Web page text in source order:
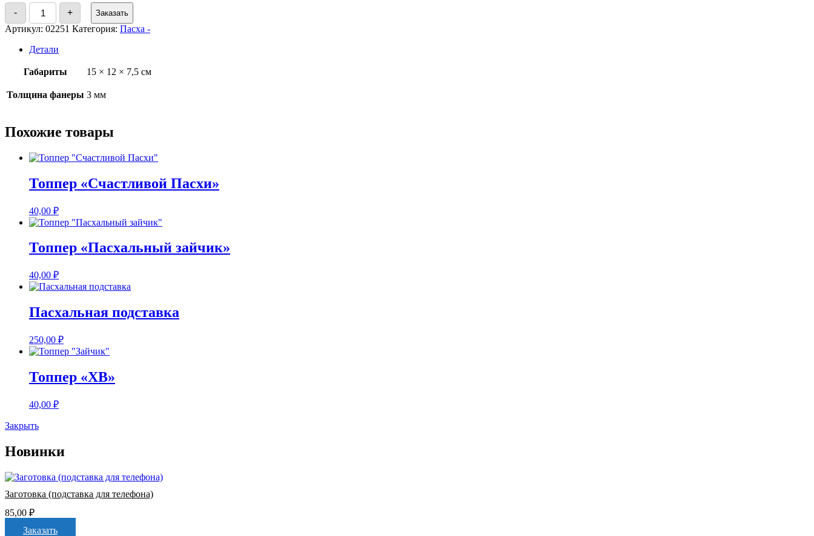
-
Количество
товара
Корзинка
пасхальная
+ Заказать
Артикул: 02251 Категория: Пасха -
Детали
Габариты 15 × 12 × 7,5 см
Толщина фанеры 3 мм
Похожие товары
Топпер «Счастливой Пасхи»
40,00 ₽
Топпер «Пасхальный зайчик»
40,00 ₽
Пасхальная подставка
250,00 ₽
Топпер «ХВ»
40,00 ₽
Закрыть
Новинки
Заготовка (подставка для телефона)
85,00 ₽
Заказать